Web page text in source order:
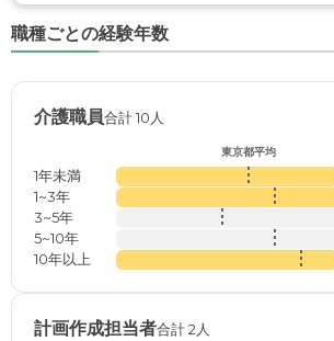
職種ごとの経験年数
介護職員合計 10人
東京都平均
1年未満
1~3年
3~5年
5~10年
10年以上
計画作成担当者合計 2人